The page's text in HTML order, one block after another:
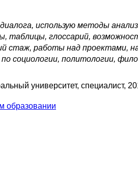
использую методы
таблицы, глоссарий,
стаж, работы над проектами,
социологии, политологии,
университет, специалист,
образовании